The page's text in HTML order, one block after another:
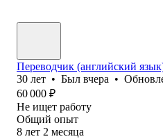
Переводчик (английский
30 лет • Был вчера •
60 000 ₽
Не ищет работу
Общий опыт
8 лет 2 месяца